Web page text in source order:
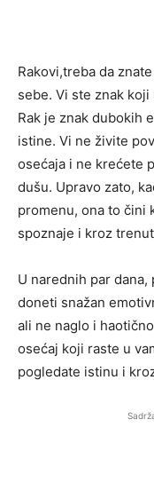
Rakovi,treba da
sebe. Vi ste znak
Rak je znak dubokih
istine. Vi ne živite
osećaja i ne krećete
dušu. Upravo zato,
promenu, ona to čini
spoznaje i kroz
U narednih par
doneti snažan
ali ne naglo i
osećaj koji raste u
pogledate istinu i